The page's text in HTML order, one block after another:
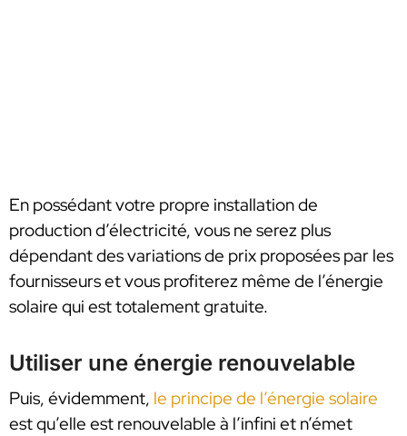
En possédant votre propre installation de
production d’électricité, vous ne serez plus
dépendant des variations de prix proposées par les
fournisseurs et vous profiterez même de l’énergie
solaire qui est totalement gratuite.
Utiliser une énergie renouvelable
Puis, évidemment, le principe de l’énergie solaire
est qu’elle est renouvelable à l’infini et n’émet